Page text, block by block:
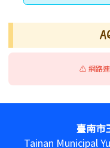
⚠️ 網路連
頁尾區域內容
臺南市
Tainan Municipal